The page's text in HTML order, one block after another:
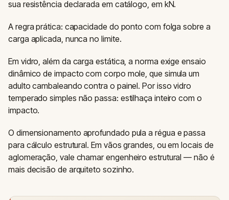
sua resistência declarada em catálogo, em kN.
A regra prática: capacidade do ponto com folga sobre a
carga aplicada, nunca no limite.
Em vidro, além da carga estática, a norma exige ensaio
dinâmico de impacto com corpo mole, que simula um
adulto cambaleando contra o painel. Por isso vidro
temperado simples não passa: estilhaça inteiro com o
impacto.
O dimensionamento aprofundado pula a régua e passa
para cálculo estrutural. Em vãos grandes, ou em locais de
aglomeração, vale chamar engenheiro estrutural — não é
mais decisão de arquiteto sozinho.